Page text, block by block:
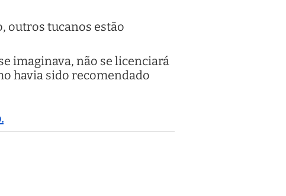
outros tucanos estão
imaginava, não se licenciará
havia sido recomendado